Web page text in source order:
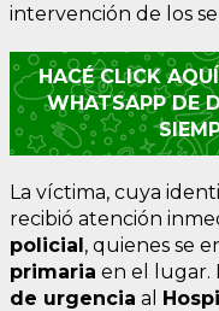
intervención de los
HACÉ CLICK
WHATSAPP DE
La víctima, cuya
recibió atención
policial, quienes se
primaria en el lugar.
de urgencia al